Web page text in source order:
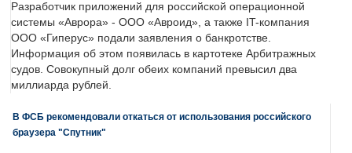
Разработчик приложений для российской операционной
системы «Аврора» - ООО «Авроид», а также IT-компания
ООО «Гиперус» подали заявления о банкротстве.
Информация об этом появилась в картотеке Арбитражных
судов. Совокупный долг обеих компаний превысил два
миллиарда рублей.
В ФСБ рекомендовали откаться от использования российского
браузера "Спутник"